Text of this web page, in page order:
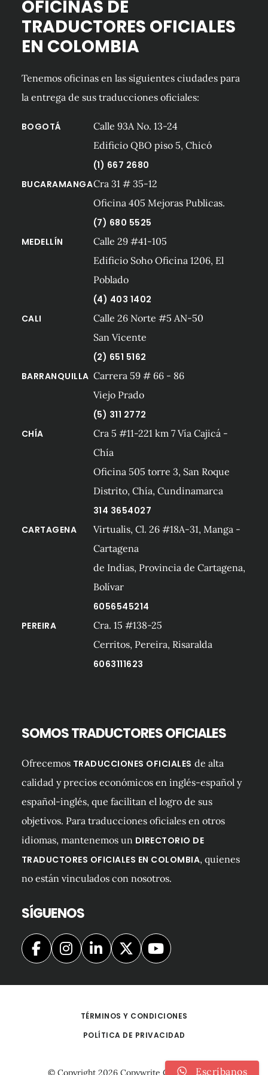
OFICINAS DE
TRADUCTORES OFICIALES
EN COLOMBIA
Tenemos oficinas en las siguientes ciudades para
la entrega de sus traducciones oficiales:
BOGOTÁ
Calle 93A No. 13-24
Edificio QBO piso 5, Chicó
(1) 667 2680
BUCARAMANGACra 31 # 35-12
Oficina 405 Mejoras Publicas.
(7) 680 5525
MEDELLÍN
Calle 29 #41-105
Edificio Soho Oficina 1206, El
Poblado
(4) 403 1402
CALI
Calle 26 Norte #5 AN-50
San Vicente
(2) 651 5162
BARRANQUILLA Carrera 59 # 66 - 86
Viejo Prado
(5) 311 2772
CHÍA
Cra 5 #11-221 km 7 Vía Cajicá -
Chía
Oficina 505 torre 3, San Roque
Distrito, Chía, Cundinamarca
314 3654027
CARTAGENA
Virtualis, Cl. 26 #18A-31, Manga -
Cartagena
de Indias, Provincia de Cartagena,
Bolívar
6056545214
PEREIRA
Cra. 15 #138-25
Cerritos, Pereira, Risaralda
6063111623
SOMOS TRADUCTORES OFICIALES
Ofrecemos TRADUCCIONES OFICIALES de alta
calidad y precios económicos en inglés-español y
español-inglés, que facilitan el logro de sus
objetivos. Para traducciones oficiales en otros
idiomas, mantenemos un DIRECTORIO DE
TRADUCTORES OFICIALES EN COLOMBIA, quienes
no están vinculados con nosotros.
SÍGUENOS
TÉRMINOS Y CONDICIONES
POLÍTICA DE PRIVACIDAD
© Copyright 2026 Copywrite Colombia S.A.SEscríbanos